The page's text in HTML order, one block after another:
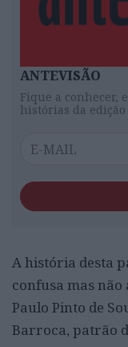
ANTEVISÃO
Fique a conhecer,
histórias da
A história desta
confusa mas não
Paulo Pinto de
Barroca, patrão